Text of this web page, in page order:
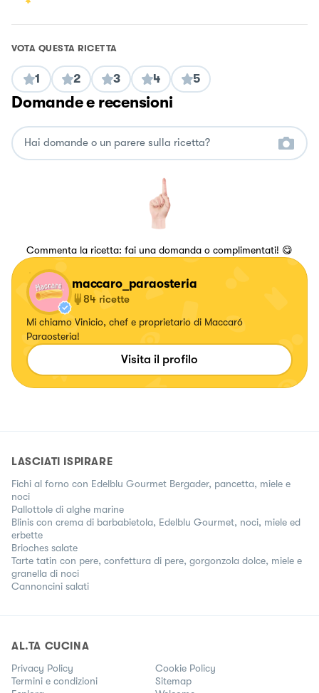
VOTA QUESTA RICETTA
1 2 3 4 5
Domande e recensioni
Commenta la ricetta: fai una domanda o complimentati! 😋
maccaro_paraosteria
84 ricette
Mi chiamo Vinicio, chef e proprietario di Maccaró
Paraosteria!
Visita il profilo
LASCIATI ISPIRARE
Fichi al forno con Edelblu Gourmet Bergader, pancetta, miele e
noci
Pallottole di alghe marine
Blinis con crema di barbabietola, Edelblu Gourmet, noci, miele ed
erbette
Brioches salate
Tarte tatin con pere, confettura di pere, gorgonzola dolce, miele e
granella di noci
Cannoncini salati
AL.TA CUCINA
Privacy Policy
Cookie Policy
Termini e condizioni
Sitemap